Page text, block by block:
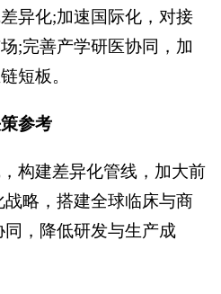
异化;加速国际化，对接
;完善产学研医协同，加
短板。
参考
构建差异化管线，加大前
略，搭建全球临床与商
，降低研发与生产成